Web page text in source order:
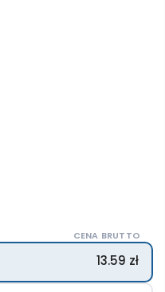
CENA BRUTTO
13.59 zł